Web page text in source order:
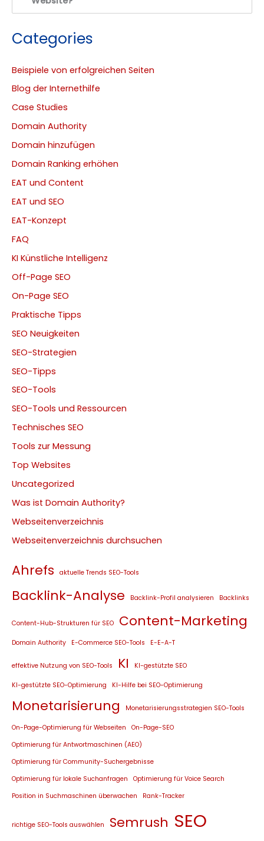
Categories
Beispiele von erfolgreichen Seiten
Blog der Internethilfe
Case Studies
Domain Authority
Domain hinzufügen
Domain Ranking erhöhen
EAT und Content
EAT und SEO
EAT-Konzept
FAQ
KI Künstliche Intelligenz
Off-Page SEO
On-Page SEO
Praktische Tipps
SEO Neuigkeiten
SEO-Strategien
SEO-Tipps
SEO-Tools
SEO-Tools und Ressourcen
Technisches SEO
Tools zur Messung
Top Websites
Uncategorized
Was ist Domain Authority?
Webseitenverzeichnis
Webseitenverzeichnis durchsuchen
Ahrefs aktuelle Trends SEO-Tools
Backlink-Analyse Backlink-Profil analysieren Backlinks
Content-Hub-Strukturen für SEO Content-Marketing
Domain Authority E-Commerce SEO-Tools E-E-A-T
effektive Nutzung von SEO-Tools KI KI-gestützte SEO
KI-gestützte SEO-Optimierung KI-Hilfe bei SEO-Optimierung
Monetarisierung Monetarisierungsstrategien SEO-Tools
On-Page-Optimierung für Webseiten
On-Page-SEO
Optimierung für Antwortmaschinen (AEO)
Optimierung für Community-Suchergebnisse
Optimierung für lokale Suchanfragen
Optimierung für Voice Search
Position in Suchmaschinen überwachen
Rank-Tracker
richtige SEO-Tools auswählen Semrush SEO